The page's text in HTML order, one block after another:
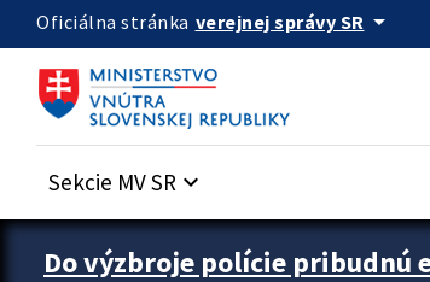
Preskocit na hlavný obsah
Oficiálna stránka verejnej správy SR arrow_drop_down
Sekcie MV SR keyboard_arrow_down
Zastavit automatický posun upútavok
Do výzbroje polície pribudnú